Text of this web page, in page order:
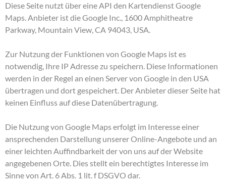
Diese Seite nutzt über eine API den Kartendienst Google
Maps. Anbieter ist die Google Inc., 1600 Amphitheatre
Parkway, Mountain View, CA 94043, USA.
Zur Nutzung der Funktionen von Google Maps ist es
notwendig, Ihre IP Adresse zu speichern. Diese Informationen
werden in der Regel an einen Server von Google in den USA
übertragen und dort gespeichert. Der Anbieter dieser Seite hat
keinen Einfluss auf diese Datenübertragung.
Die Nutzung von Google Maps erfolgt im Interesse einer
ansprechenden Darstellung unserer Online-Angebote und an
einer leichten Auffindbarkeit der von uns auf der Website
angegebenen Orte. Dies stellt ein berechtigtes Interesse im
Sinne von Art. 6 Abs. 1 lit. f DSGVO dar.